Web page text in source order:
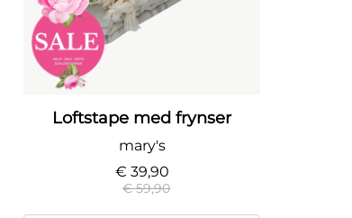
Loftstape med frynser
mary's
€ 39,90
€ 59,90